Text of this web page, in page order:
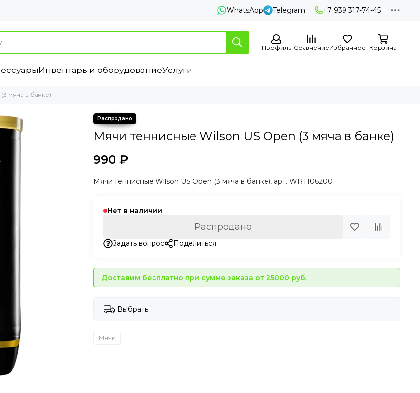
WhatsApp Telegram +7 939 317-74-45
Профиль СравнениеИзбранное Корзина
Инвентарь и оборудованиеУслуги
мяча в банке)
Мячи теннисные Wilson US Open (3 мяча в банке)
990 ₽
Мячи теннисные Wilson US Open (3 мяча в банке), арт. WRT106200
Нет в наличии
Распродано
Задать вопрос Поделиться
Доставим бесплатно при сумме заказа от 25000 руб.
Выбрать
Мячи